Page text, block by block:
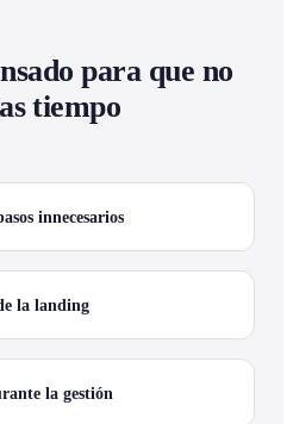
para que no
tiempo
innecesarios
la landing
la gestión